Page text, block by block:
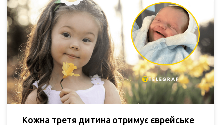
Кожна третя дитина отримує єврейське